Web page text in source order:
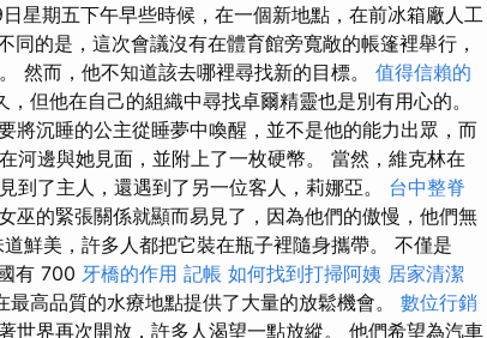
星期五下午早些時候，在一個新地點，在前冰箱廠人工
的是，這次會議沒有在體育館旁寬敞的帳篷裡舉行，
然而，他不知道該去哪裡尋找新的目標。 值得信賴的
但他在自己的組織中尋找卓爾精靈也是別有用心的。
將沉睡的公主從睡夢中喚醒，並不是他的能力出眾，而
河邊與她見面，並附上了一枚硬幣。 當然，維克林在
到了主人，還遇到了另一位客人，莉娜亞。 台中整脊
巫的緊張關係就顯而易見了，因為他們的傲慢，他們無
鮮美，許多人都把它裝在瓶子裡隨身攜帶。 不僅是
有 700 牙橋的作用 記帳 如何找到打掃阿姨 居家清潔
最高品質的水療地點提供了大量的放鬆機會。 數位行銷
世界再次開放，許多人渴望一點放縱。 他們希望為汽車